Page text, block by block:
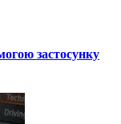
застосунку